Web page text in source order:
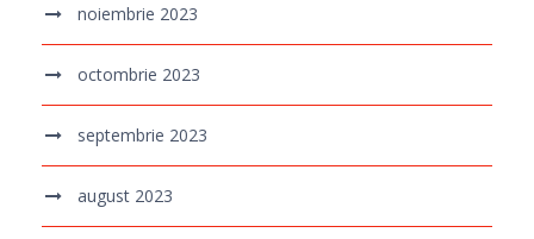
noiembrie 2023
octombrie 2023
septembrie 2023
august 2023